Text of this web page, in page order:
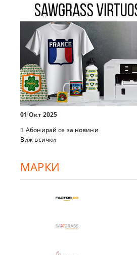
01 Окт 2025
Абонирай се за новини
Виж всички
МАРКИ